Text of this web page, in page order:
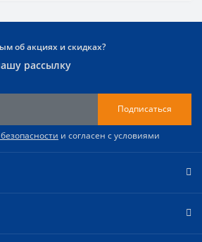
об акциях и скидках?
рассылку
Подписаться
и согласен с условиями